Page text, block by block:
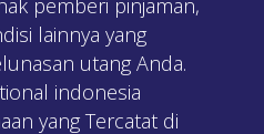
lainnya yang
utang Anda.
indonesia
yang Tercatat di